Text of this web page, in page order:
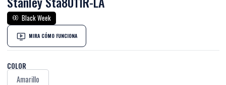
Black Week
MIRA CÓMO FUNCIONA
COLOR
Amarillo